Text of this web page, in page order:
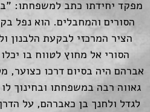
מפקד יחידתו כתב למשפחתו:
הסורים והמחבלים. הוא נפל
הציר המרכזי לבקעת הלבנון
הסורי אל מחוץ לטווח בו יכלו
אברהם היה בסיום דרכו כצוער,
גאווה רבה במשפחתו ובחינוך
לגדל ולחנך בן כאברהם, על